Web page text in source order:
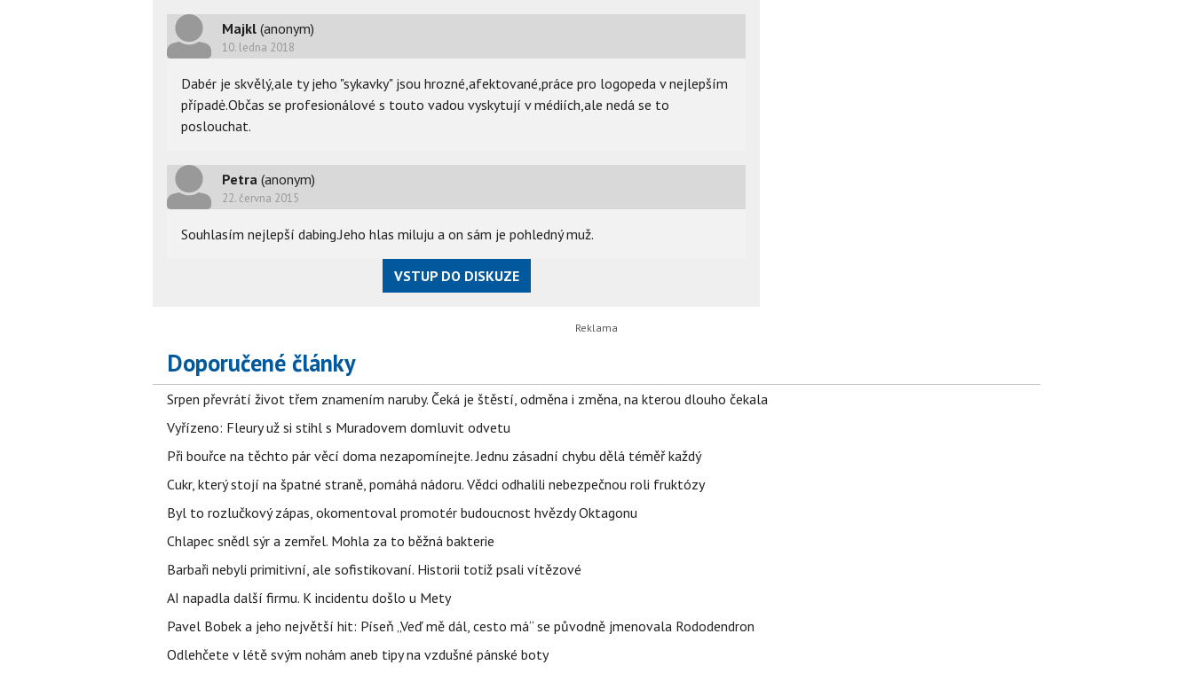
Majkl (anonym)
10. ledna 2018
Dabér je skvělý,ale ty jeho "sykavky" jsou hrozné,afektované,práce pro logopeda v nejlepším
případė.Občas se profesionálové s touto vadou vyskytují v médiích,ale nedá se to
poslouchat.
Petra (anonym)
22. června 2015
Souhlasím nejlepší dabing.Jeho hlas miluju a on sám je pohledný muž.
VSTUP DO DISKUZE
Doporučené články
Srpen převrátí život třem znamením naruby. Čeká je štěstí, odměna i změna, na kterou dlouho čekala
Vyřízeno: Fleury už si stihl s Muradovem domluvit odvetu
Při bouřce na těchto pár věcí doma nezapomínejte. Jednu zásadní chybu dělá téměř každý
Cukr, který stojí na špatné straně, pomáhá nádoru. Vědci odhalili nebezpečnou roli fruktózy
Byl to rozlučkový zápas, okomentoval promotér budoucnost hvězdy Oktagonu
Chlapec snědl sýr a zemřel. Mohla za to běžná bakterie
Barbaři nebyli primitivní, ale sofistikovaní. Historii totiž psali vítězové
AI napadla další firmu. K incidentu došlo u Mety
Pavel Bobek a jeho největší hit: Píseň „Veď mě dál, cesto má“ se původně jmenovala Rododendron
Odlehčete v létě svým nohám aneb tipy na vzdušné pánské boty